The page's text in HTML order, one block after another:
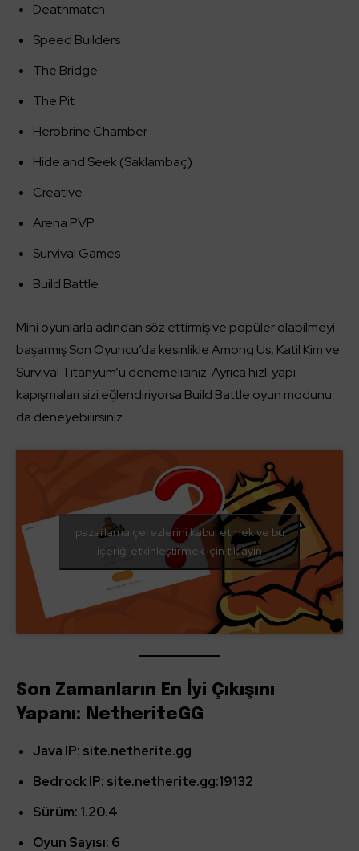
Deathmatch
Speed Builders
The Bridge
The Pit
Herobrine Chamber
Hide and Seek (Saklambaç)
Creative
Arena PVP
Survival Games
Build Battle
Mini oyunlarla adından söz ettirmiş ve popüler olabilmeyi
başarmış Son Oyuncu’da kesinlikle Among Us, Katil Kim ve
Survival Titanyum’u denemelisiniz. Ayrıca hızlı yapı
kapışmaları sizi eğlendiriyorsa Build Battle oyun modunu
da deneyebilirsiniz.
pazarlama çerezlerini kabul etmek ve bu
içeriği etkinleştirmek için tıklayın
Son Zamanların En İyi Çıkışını
Yapanı: NetheriteGG
Java IP: site.netherite.gg
Bedrock IP: site.netherite.gg:19132
Sürüm: 1.20.4
Oyun Sayısı: 6